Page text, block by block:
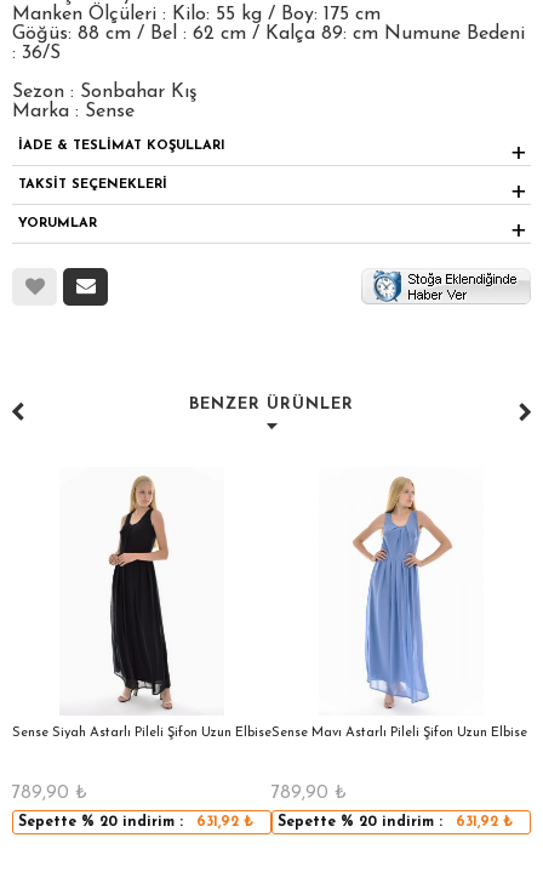
Manken Ölçüleri : Kilo: 55 kg / Boy: 175 cm
Göğüs: 88 cm / Bel : 62 cm / Kalça 89: cm Numune Bedeni
: 36/S
Sezon : Sonbahar Kış
Marka : Sense
İADE & TESLİMAT KOŞULLARI
TAKSİT SEÇENEKLERİ
YORUMLAR
BENZER ÜRÜNLER
Sense Siyah Astarlı Pileli Şifon Uzun Elbise
789,90 ₺
Sepette % 20 indirim : 631,92₺
Sense Mavı Astarlı Pileli Şifon Uzun Elbise
789,90 ₺
Sepette % 20 indirim : 631,92₺